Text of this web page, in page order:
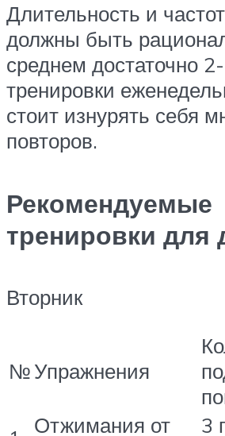
Длительность и
должны быть
среднем достаточно
тренировки
стоит изнурять себя
повторов.
Рекомендуемые
тренировки для
Вторник
№Упражнения
Отжимания от
3